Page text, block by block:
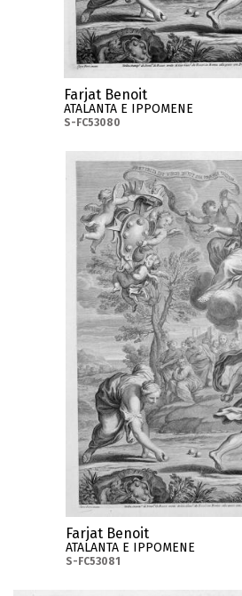
Farjat Benoit
ATALANTA E IPPOMENE
S-FC53080
Farjat Benoit
ATALANTA E IPPOMENE
S-FC53081